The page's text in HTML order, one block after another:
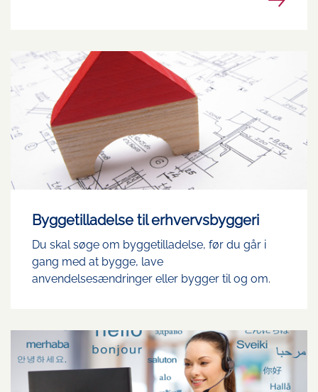
Byggetilladelse til erhvervsbyggeri
Du skal søge om byggetilladelse, før du går i
gang med at bygge, lave
anvendelsesændringer eller bygger til og om.